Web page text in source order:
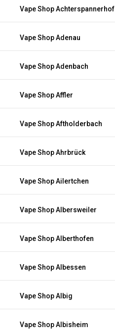
Vape Shop Achterspannerhof
Vape Shop Adenau
Vape Shop Adenbach
Vape Shop Affler
Vape Shop Aftholderbach
Vape Shop Ahrbrück
Vape Shop Ailertchen
Vape Shop Albersweiler
Vape Shop Alberthofen
Vape Shop Albessen
Vape Shop Albig
Vape Shop Albisheim